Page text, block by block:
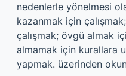
nedenlerle yönelmesi
kazanmak için
çalışmak; övgü almak
almamak için kurallara
yapmak. üzerinden